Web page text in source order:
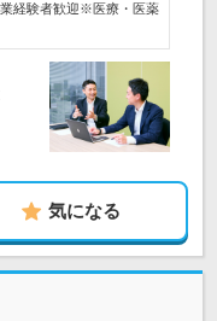
経験者歓迎※医療・医薬
気になる